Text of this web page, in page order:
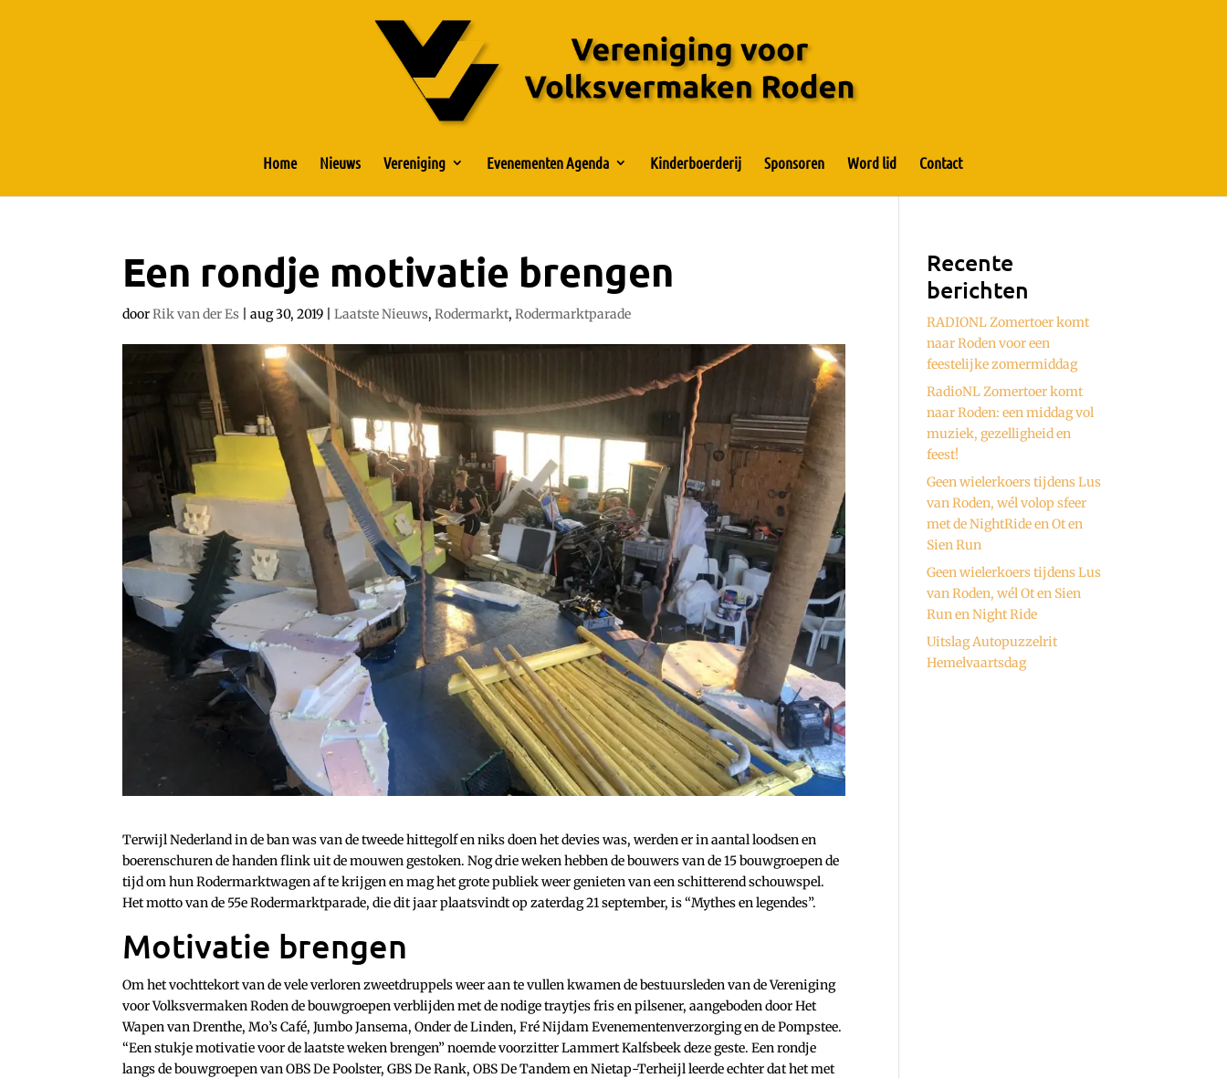
Home Nieuws Vereniging Evenementen Agenda Kinderboerderij Sponsoren Word lid Contact
Een rondje motivatie brengen
doorRik van der Es |aug 30, 2019 |Laatste Nieuws,Rodermarkt,Rodermarktparade
Terwijl Nederland in de ban was van de tweede hittegolf en niks doen het devies was, werden er in aantal loodsen en
boerenschuren de handen flink uit de mouwen gestoken. Nog drie weken hebben de bouwers van de 15 bouwgroepen de
tijd om hun Rodermarktwagen af te krijgen en mag het grote publiek weer genieten van een schitterend schouwspel.
Het motto van de 55e Rodermarktparade, die dit jaar plaatsvindt op zaterdag 21 september, is “Mythes en legendes”.
Motivatie brengen
Om het vochttekort van de vele verloren zweetdruppels weer aan te vullen kwamen de bestuursleden van de Vereniging
voor Volksvermaken Roden de bouwgroepen verblijden met de nodige traytjes fris en pilsener, aangeboden door Het
Wapen van Drenthe, Mo’s Café, Jumbo Jansema, Onder de Linden, Fré Nijdam Evenementenverzorging en de Pompstee.
“Een stukje motivatie voor de laatste weken brengen” noemde voorzitter Lammert Kalfsbeek deze geste. Een rondje
langs de bouwgroepen van OBS De Poolster, GBS De Rank, OBS De Tandem en Nietap-Terheijl leerde echter dat het met
Recente
berichten
RADIONL Zomertoer komt
naar Roden voor een
feestelijke zomermiddag
RadioNL Zomertoer komt
naar Roden: een middag vol
muziek, gezelligheid en
feest!
Geen wielerkoers tijdens Lus
van Roden, wél volop sfeer
met de NightRide en Ot en
Sien Run
Geen wielerkoers tijdens Lus
van Roden, wél Ot en Sien
Run en Night Ride
Uitslag Autopuzzelrit
Hemelvaartsdag